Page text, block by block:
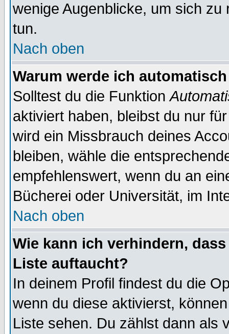
wenige Augenblicke, um sich
tun.
Nach oben
Warum werde ich
Solltest du die Funktion
aktiviert haben, bleibst du nur
wird ein Missbrauch deines
bleiben, wähle die
empfehlenswert, wenn du an
Bücherei oder Universität, im
Nach oben
Wie kann ich verhindern,
Liste auftaucht?
In deinem Profil findest du die
wenn du diese aktivierst,
Liste sehen. Du zählst dann als